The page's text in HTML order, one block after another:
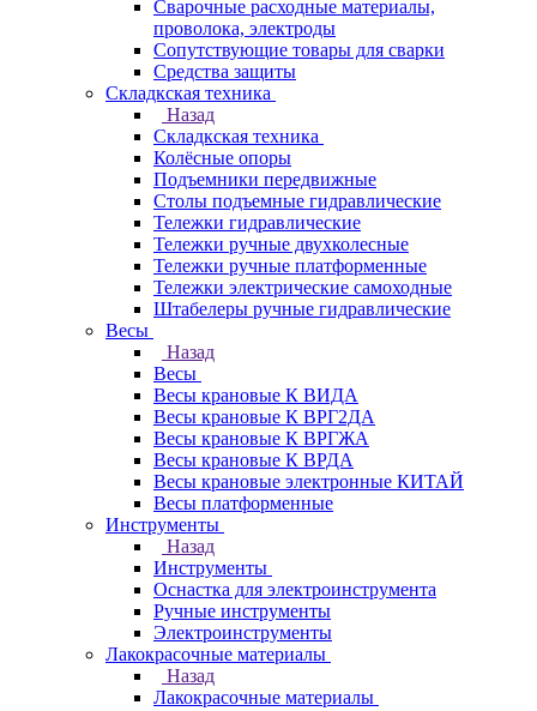
Сварочные расходные материалы,
проволока, электроды
Сопутствующие товары для сварки
Средства защиты
Складкская техника
Назад
Складкская техника
Колёсные опоры
Подъемники передвижные
Столы подъемные гидравлические
Тележки гидравлические
Тележки ручные двухколесные
Тележки ручные платформенные
Тележки электрические самоходные
Штабелеры ручные гидравлические
Весы
Назад
Весы
Весы крановые К ВИДА
Весы крановые К ВРГ2ДА
Весы крановые К ВРГЖА
Весы крановые К ВРДА
Весы крановые электронные КИТАЙ
Весы платформенные
Инструменты
Назад
Инструменты
Оснастка для электроинструмента
Ручные инструменты
Электроинструменты
Лакокрасочные материалы
Назад
Лакокрасочные материалы